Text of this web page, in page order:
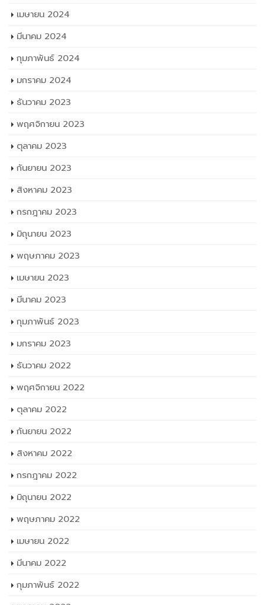
เมษายน 2024
มีนาคม 2024
กุมภาพันธ์ 2024
มกราคม 2024
ธันวาคม 2023
พฤศจิกายน 2023
ตุลาคม 2023
กันยายน 2023
สิงหาคม 2023
กรกฎาคม 2023
มิถุนายน 2023
พฤษภาคม 2023
เมษายน 2023
มีนาคม 2023
กุมภาพันธ์ 2023
มกราคม 2023
ธันวาคม 2022
พฤศจิกายน 2022
ตุลาคม 2022
กันยายน 2022
สิงหาคม 2022
กรกฎาคม 2022
มิถุนายน 2022
พฤษภาคม 2022
เมษายน 2022
มีนาคม 2022
กุมภาพันธ์ 2022